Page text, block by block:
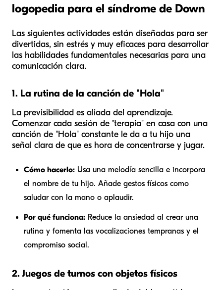
logopedia para el síndrome de Down
Las siguientes actividades están diseñadas para ser
divertidas, sin estrés y muy eficaces para desarrollar
las habilidades fundamentales necesarias para una
comunicación clara.
1. La rutina de la canción de "Hola"
La previsibilidad es aliada del aprendizaje.
Comenzar cada sesión de "terapia" en casa con una
canción de "Hola" constante le da a tu hijo una
señal clara de que es hora de concentrarse y jugar.
Cómo hacerlo: Usa una melodía sencilla e incorpora
el nombre de tu hijo. Añade gestos físicos como
saludar con la mano o aplaudir.
Por qué funciona: Reduce la ansiedad al crear una
rutina y fomenta las vocalizaciones tempranas y el
compromiso social.
2. Juegos de turnos con objetos físicos